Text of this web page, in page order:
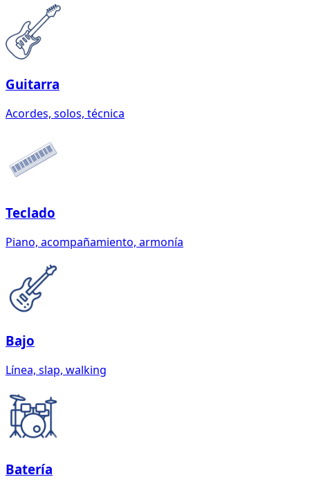
Guitarra
Acordes, solos, técnica
Teclado
Piano, acompañamiento, armonía
Bajo
Línea, slap, walking
Batería